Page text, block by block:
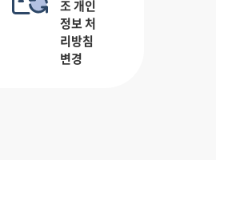
조 개인
정보 처
리방침
변경